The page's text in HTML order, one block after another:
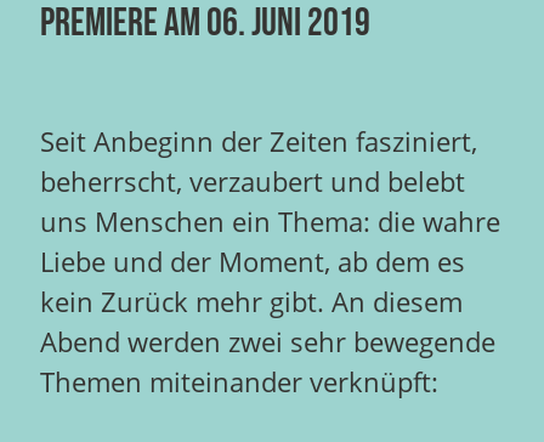
Premiere am 06. Juni 2019
Seit Anbeginn der Zeiten fasziniert,
beherrscht, verzaubert und belebt
uns Menschen ein Thema: die wahre
Liebe und der Moment, ab dem es
kein Zurück mehr gibt. An diesem
Abend werden zwei sehr bewegende
Themen miteinander verknüpft: